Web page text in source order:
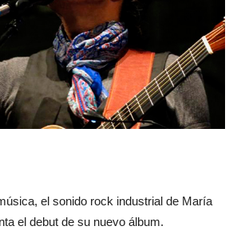
el sonido rock industrial de María
el debut de su nuevo álbum.